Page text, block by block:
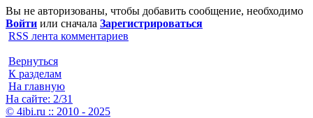
Вы не авторизованы, чтобы добавить сообщение, необходимо
Войти или сначала Зарегистрироваться
RSS лента комментариев
Вернуться
К разделам
На главную
На сайте: 2/31
© 4ibi.ru :: 2010 - 2025